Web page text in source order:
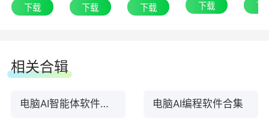
下载 下载 下载 下载 下
相关合辑
电脑AI智能体软件合集 电脑AI编程软件合集